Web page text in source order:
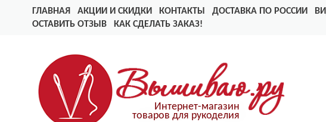
ГЛАВНАЯ АКЦИИ И СКИДКИ КОНТАКТЫ ДОСТАВКА ПО РОССИИ
ОСТАВИТЬ ОТЗЫВ
КАК СДЕЛАТЬ ЗАКАЗ!
Интернет-магазин
товаров для рукоделия